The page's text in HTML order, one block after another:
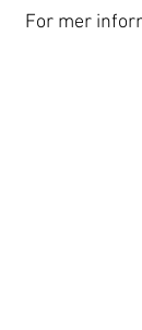
For mer